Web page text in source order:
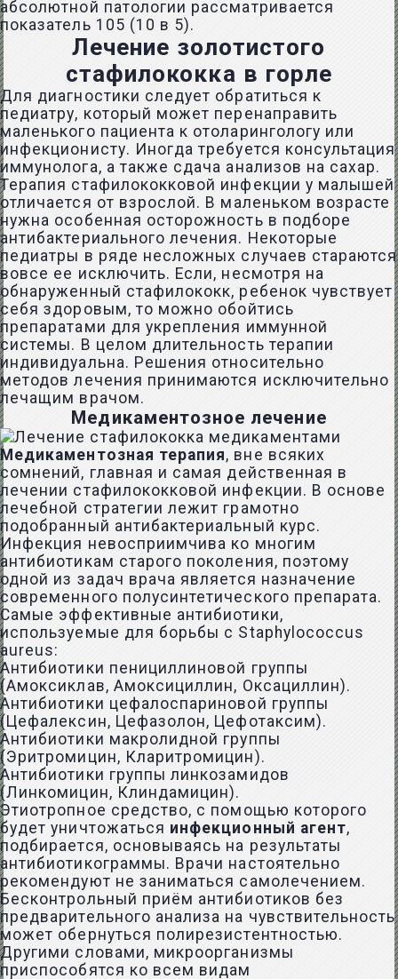
абсолютной патологии рассматривается
показатель 105 (10 в 5).
Лечение золотистого
стафилококка в горле
Для диагностики следует обратиться к
педиатру, который может перенаправить
маленького пациента к отоларингологу или
инфекционисту. Иногда требуется консультация
иммунолога, а также сдача анализов на сахар.
Терапия стафилококковой инфекции у малышей
отличается от взрослой. В маленьком возрасте
нужна особенная осторожность в подборе
антибактериального лечения. Некоторые
педиатры в ряде несложных случаев стараются
вовсе ее исключить. Если, несмотря на
обнаруженный стафилококк, ребенок чувствует
себя здоровым, то можно обойтись
препаратами для укрепления иммунной
системы. В целом длительность терапии
индивидуальна. Решения относительно
методов лечения принимаются исключительно
лечащим врачом.
Медикаментозное лечение
Медикаментозная терапия, вне всяких
сомнений, главная и самая действенная в
лечении стафилококковой инфекции. В основе
лечебной стратегии лежит грамотно
подобранный антибактериальный курс.
Инфекция невосприимчива ко многим
антибиотикам старого поколения, поэтому
одной из задач врача является назначение
современного полусинтетического препарата.
Самые эффективные антибиотики,
используемые для борьбы с Staphylococcus
aureus:
Антибиотики пенициллиновой группы
(Амоксиклав, Амоксициллин, Оксациллин).
Антибиотики цефалоспариновой группы
(Цефалексин, Цефазолон, Цефотаксим).
Антибиотики макролидной группы
(Эритромицин, Кларитромицин).
Антибиотики группы линкозамидов
(Линкомицин, Клиндамицин).
Этиотропное средство, с помощью которого
будет уничтожаться инфекционный агент,
подбирается, основываясь на результаты
антибиотикограммы. Врачи настоятельно
рекомендуют не заниматься самолечением.
Бесконтрольный приём антибиотиков без
предварительного анализа на чувствительность
может обернуться полирезистентностью.
Другими словами, микроорганизмы
приспособятся ко всем видам